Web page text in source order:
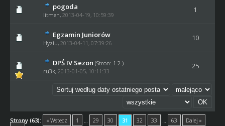
pogoda
litmen, 2013-04-19, 10:59:39
1
Egzamin Juniorów
Hyziu, 2013-04-11, 07:39:26
10
DPŚ IV Sezon (Stron: 1 2 )
ru3k, 2013-01-05, 10:11:33
25
Strony (63): « Wstecz 1 … 29 30 31 32 33 … 63 Dalej »